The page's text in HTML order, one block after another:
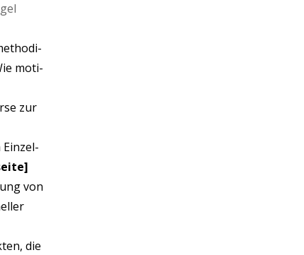
moti­
zur
Ein­zel­
von
die